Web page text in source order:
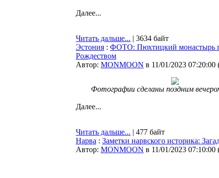
Далее...
Читать дальше... | 3634 байт
Эстония : ФОТО: Пюхтицкий монастырь
Рождеством
Автор: MONMOON в 11/01/2023 07:20:00
Фотографии сделаны поздним
Далее...
Читать дальше... | 477 байт
Нарва : Заметки нарвского историка:
Автор: MONMOON в 11/01/2023 07:10:00